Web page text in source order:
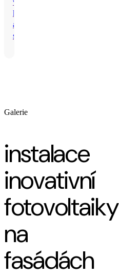
vysokou
kvalitu
a
spolehlivost.
Galerie
instalace
inovativní
fotovoltaiky
na
fasádách